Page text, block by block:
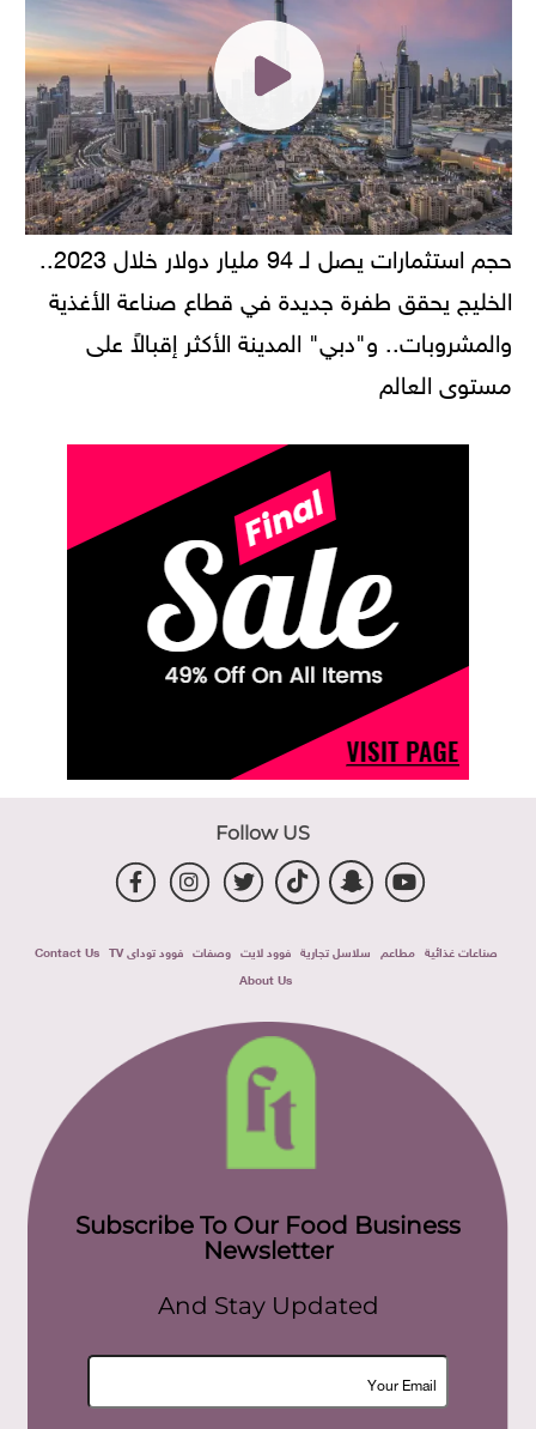
حجم استثمارات يصل لـ 94 مليار دولار خلال 2023..
الخليج يحقق طفرة جديدة في قطاع صناعة الأغذية
والمشروبات.. و"دبي" المدينة الأكثر إقبالاً على
مستوى العالم
Follow US
صناعات غذائية مطاعم سلاسل تجارية فوود لايت وصفات فوود توداى TV
Contact Us
About Us
Subscribe To Our Food Business
Newsletter
And Stay Updated